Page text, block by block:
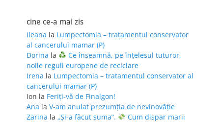
cine ce-a mai zis
Ileana la Lumpectomia – tratamentul conservator
al cancerului mamar (P)
Dorina la
Ce înseamnă, pe înțelesul tuturor,
noile reguli europene de reciclare
Irena la Lumpectomia – tratamentul conservator al
cancerului mamar (P)
Ion la Feriţi-vă de Finalgon!
Ana la V-am anulat prezumția de nevinovăție
Zarina la „Și-a făcut suma”.
Cum dispar marii